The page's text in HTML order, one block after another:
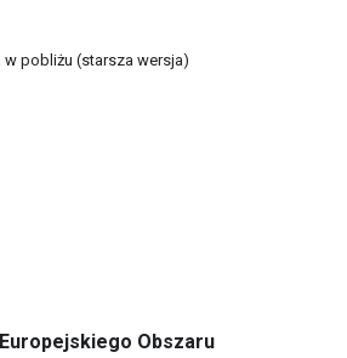
pobliżu (starsza wersja)
Obszaru